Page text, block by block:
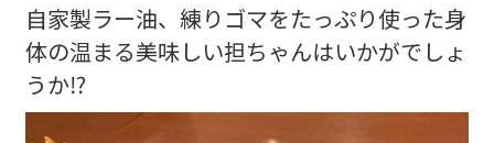
自家製ラー油、練りゴマをたっぷり使った身
体の温まる美味しい担ちゃんはいかがでしょ
うか⁉️